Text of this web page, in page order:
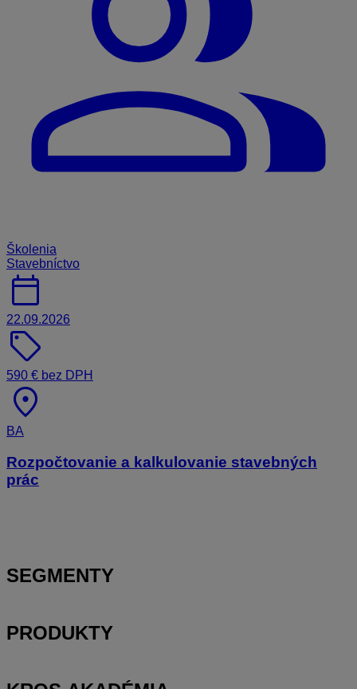
Školenia
Stavebníctvo
calendar_today
22.09.2026
sell
590 € bez DPH
location_on
BA
Rozpočtovanie a kalkulovanie stavebných
prác
SEGMENTY
PRODUKTY